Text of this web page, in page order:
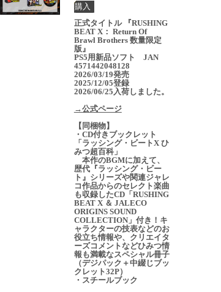
正式タイトル 『RUSHING
BEAT X： Return Of
Brawl Brothers 数量限定
版』
PS5用新品ソフト JAN
4571442048128
2026/03/19発売
2025/12/05登録
2026/06/25入荷しました。
→公式ページ
【同梱物】
・CD付きブックレット
「ラッシング・ビートX ひ
みつ超百科」
本作のBGMに加えて、
歴代『ラッシング・ビー
ト』シリーズや関連ジャレ
コ作品からのセレクト楽曲
も収録したCD「RUSHING
BEAT X ＆ JALECO
ORIGINS SOUND
COLLECTION」付き！キ
ャラクターの技表などのお
役立ち情報や、クリエイタ
ーズコメントなどひみつ情
報も満載なスペシャル冊子
（デジパック＋中綴じブッ
クレット32P）
・スチールブック